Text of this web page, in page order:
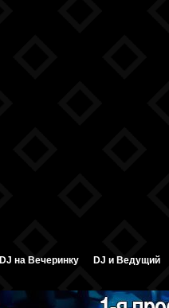
DJ на Вечеринку DJ и Ведущий